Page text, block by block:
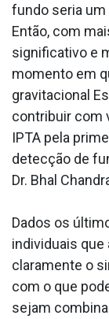
fundo seria um
Então, com
significativo e
momento em
gravitacional
contribuir com
IPTA pela
detecção de
Dr. Bhal
Dados os
individuais
claramente o
com o que
sejam